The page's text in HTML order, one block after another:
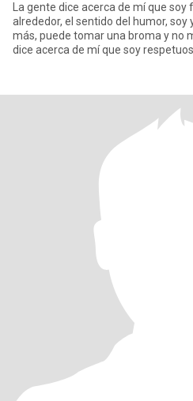
La gente dice acerca de mí que
alrededor, el sentido del humor, soy
más, puede tomar una broma y no
dice acerca de mí que soy